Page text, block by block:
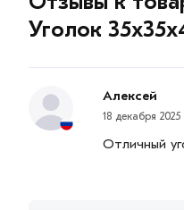
Уголок
Алексей
18 декабря 2025
Отличный